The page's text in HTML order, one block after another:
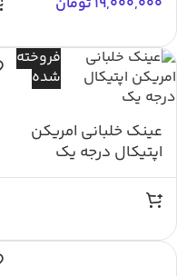
فروخته
شده
عينك خلبانی امریکن
اپتیکال درجه یک